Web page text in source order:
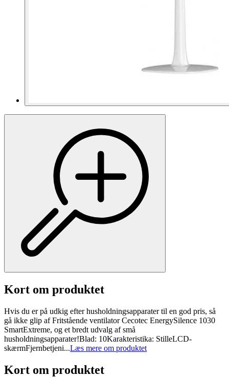
Kort om produktet
Hvis du er på udkig efter husholdningsapparater til en god pris, så
gå ikke glip af Fritstående ventilator Cecotec EnergySilence 1030
SmartExtreme, og et bredt udvalg af små
husholdningsapparater!Blad: 10Karakteristika: StilleLCD-
skærmFjernbetjeni...Læs mere om produktet
Kort om produktet